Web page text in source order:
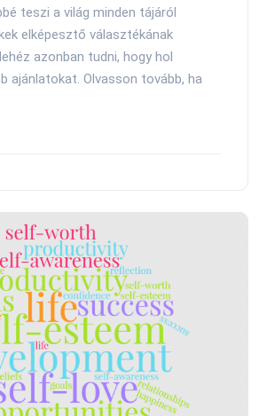
teszi a világ minden tájáról
elképesztő választékának
azonban tudni, hogy hol
ajánlatokat. Olvasson tovább, ha